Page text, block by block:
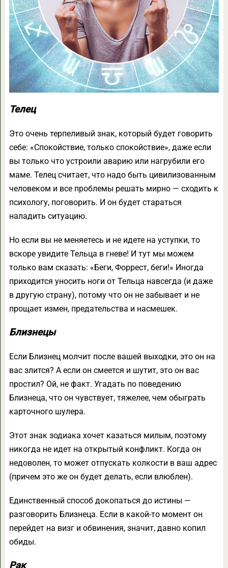
Телец
Это очень терпеливый знак, который будет говорить
себе: «Спокойствие, только спокойствие», даже если
вы только что устроили аварию или нагрубили его
маме. Телец считает, что надо быть цивилизованным
человеком и все проблемы решать мирно — сходить к
психологу, поговорить. И он будет стараться
наладить ситуацию.
Но если вы не меняетесь и не идете на уступки, то
вскоре увидите Тельца в гневе! И тут мы можем
только вам сказать: «Беги, Форрест, беги!» Иногда
приходится уносить ноги от Тельца навсегда (и даже
в другую страну), потому что он не забывает и не
прощает измен, предательства и насмешек.
Близнецы
Если Близнец молчит после вашей выходки, это он на
вас злится? А если он смеется и шутит, это он вас
простил? Ой, не факт. Угадать по поведению
Близнеца, что он чувствует, тяжелее, чем обыграть
карточного шулера.
Этот знак зодиака хочет казаться милым, поэтому
никогда не идет на открытый конфликт. Когда он
недоволен, то может отпускать колкости в ваш адрес
(причем это же он будет делать, если влюблен).
Единственный способ докопаться до истины —
разговорить Близнеца. Если в какой-то момент он
перейдет на визг и обвинения, значит, давно копил
обиды.
Рак